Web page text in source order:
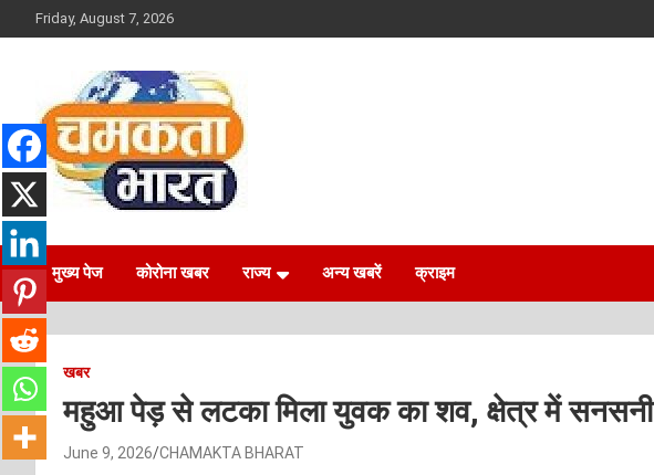
to
Friday, August 7, 2026
CHAMAKTA BHARAT
NEWS
मुख्य पेज कोरोना खबर राज्य अन्य खबरें क्राइम
खबर
महुआ पेड़ से लटका मिला युवक का शव, क्षेत्र में सनसनी
June 9, 2026 CHAMAKTA BHARAT